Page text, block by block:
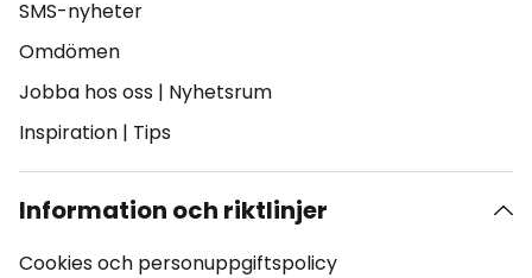
SMS-nyheter
Omdömen
Jobba hos oss | Nyhetsrum
Inspiration | Tips
Information och riktlinjer
Cookies och personuppgiftspolicy